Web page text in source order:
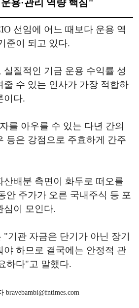
용·관리 역량 핵심"
선임에 어느 때보다 운용 역
준이 되고 있다.
실질적인 기금 운용 수익률 성
줄 수 있는 인사가 가장 적합하
이다.
를 아우를 수 있는 다년 간의
등은 강점으로 주효하게 간주
산배분 측면이 화두로 떠오를
안 주가가 오른 국내주식 등 포
심이 모인다.
기관 자금은 단기가 아닌 장기
야 하므로 결국에는 안정적 관
하다"고 말했다.